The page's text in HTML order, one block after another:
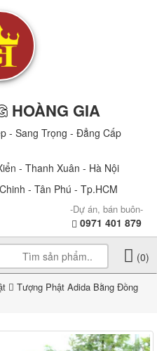
HOÀNG GIA
- Sang Trọng - Đẳng Cấp
- Thanh Xuân - Hà Nội
- Tân Phú - Tp.HCM
-Dự án, bán buôn-
0971 401 879
(0)
Tượng Phật Adida Bằng Đồng